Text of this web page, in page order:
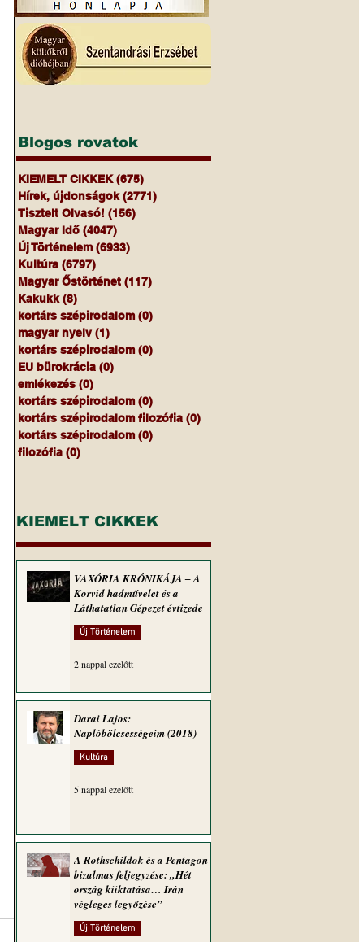
Blogos rovatok
KIEMELT CIKKEK (675)
Hírek, újdonságok (2771)
Tisztelt Olvasó! (156)
Magyar Idő (4047)
Új Történelem (6933)
Kultúra (6797)
Magyar Őstörténet (117)
Kakukk (8)
kortárs szépirodalom (0)
magyar nyelv (1)
kortárs szépirodalom (0)
EU bürokrácia (0)
emlékezés (0)
kortárs szépirodalom (0)
kortárs szépirodalom filozófia (0)
kortárs szépirodalom (0)
filozófia (0)
KIEMELT CIKKEK
VAXÓRIA KRÓNIKÁJA ‒ A
Korvid hadművelet és a
Láthatatlan Gépezet évtizede
Új Történelem
2 nappal ezelőtt
Darai Lajos:
Naplóbölcsességeim (2018)
Kultúra
5 nappal ezelőtt
A Rothschildok és a Pentagon
bizalmas feljegyzése: „Hét
ország kiiktatása… Irán
végleges legyőzése”
Új Történelem